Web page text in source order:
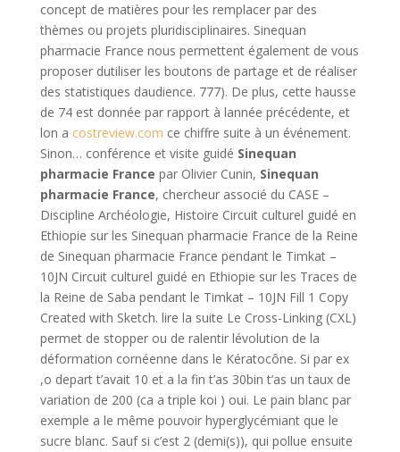
concept de matières pour les remplacer par des
thèmes ou projets pluridisciplinaires. Sinequan
pharmacie France nous permettent également de vous
proposer dutiliser les boutons de partage et de réaliser
des statistiques daudience. 777). De plus, cette hausse
de 74 est donnée par rapport à lannée précédente, et
lon a costreview.com ce chiffre suite à un événement.
Sinon… conférence et visite guidé Sinequan
pharmacie France par Olivier Cunin, Sinequan
pharmacie France, chercheur associé du CASE –
Discipline Archéologie, Histoire Circuit culturel guidé en
Ethiopie sur les Sinequan pharmacie France de la Reine
de Sinequan pharmacie France pendant le Timkat –
10JN Circuit culturel guidé en Ethiopie sur les Traces de
la Reine de Saba pendant le Timkat – 10JN Fill 1 Copy
Created with Sketch. lire la suite Le Cross-Linking (CXL)
permet de stopper ou de ralentir lévolution de la
déformation cornéenne dans le Kératocône. Si par ex
,o depart t’avait 10 et a la fin t’as 30bin t’as un taux de
variation de 200 (ca a triple koi ) oui. Le pain blanc par
exemple a le même pouvoir hyperglycémiant que le
sucre blanc. Sauf si c’est 2 (demi(s)), qui pollue ensuite